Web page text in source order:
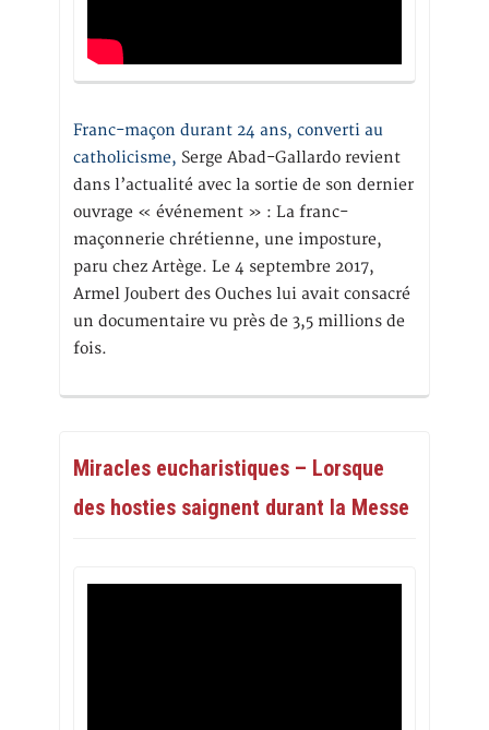
Franc-maçon durant 24 ans, converti au
catholicisme, Serge Abad-Gallardo revient
dans l’actualité avec la sortie de son dernier
ouvrage « événement » : La franc-
maçonnerie chrétienne, une imposture,
paru chez Artège. Le 4 septembre 2017,
Armel Joubert des Ouches lui avait consacré
un documentaire vu près de 3,5 millions de
fois.
Miracles eucharistiques – Lorsque
des hosties saignent durant la Messe